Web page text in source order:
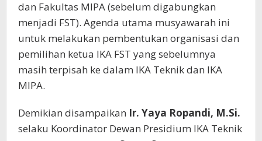
dan Fakultas MIPA (sebelum digabungkan
menjadi FST). Agenda utama musyawarah ini
untuk melakukan pembentukan organisasi dan
pemilihan ketua IKA FST yang sebelumnya
masih terpisah ke dalam IKA Teknik dan IKA
MIPA.
Demikian disampaikan Ir. Yaya Ropandi, M.Si.
selaku Koordinator Dewan Presidium IKA Teknik